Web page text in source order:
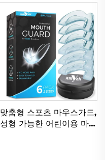
드 - 이를 갈 때 사용
맞춤형 스포츠 마우스가드,
성형 가능한 어린이용 마우